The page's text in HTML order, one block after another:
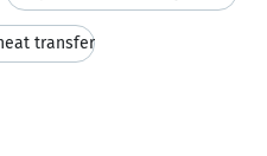
transfer